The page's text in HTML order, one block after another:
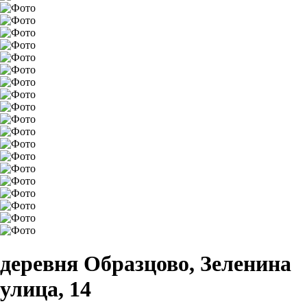
деревня Образцово, Зеленина
улица, 14